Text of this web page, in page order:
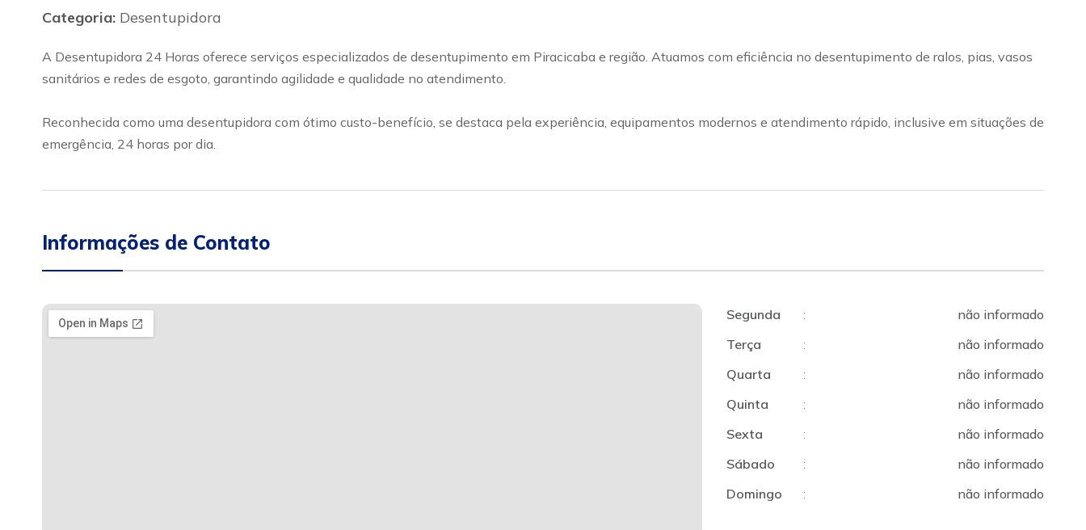
Categoria: Desentupidora
A Desentupidora 24 Horas oferece serviços especializados de desentupimento em Piracicaba e região. Atuamos com eficiência no desentupimento de ralos, pias, vasos
sanitários e redes de esgoto, garantindo agilidade e qualidade no atendimento.
Reconhecida como uma desentupidora com ótimo custo-benefício, se destaca pela experiência, equipamentos modernos e atendimento rápido, inclusive em situações de
emergência, 24 horas por dia.
Informações de Contato
Segunda :
não informado
Terça
:
não informado
Quarta
:
não informado
Quinta
:
não informado
Sexta
:
não informado
Sábado
:
não informado
Domingo
: não informado